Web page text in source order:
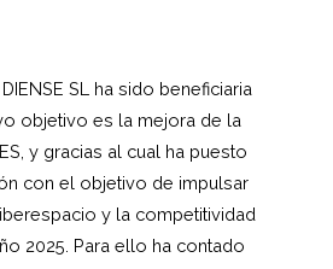
SL ha sido beneficiaria
objetivo es la mejora de la
y gracias al cual ha puesto
con el objetivo de impulsar
y la competitividad
2025. Para ello ha contado